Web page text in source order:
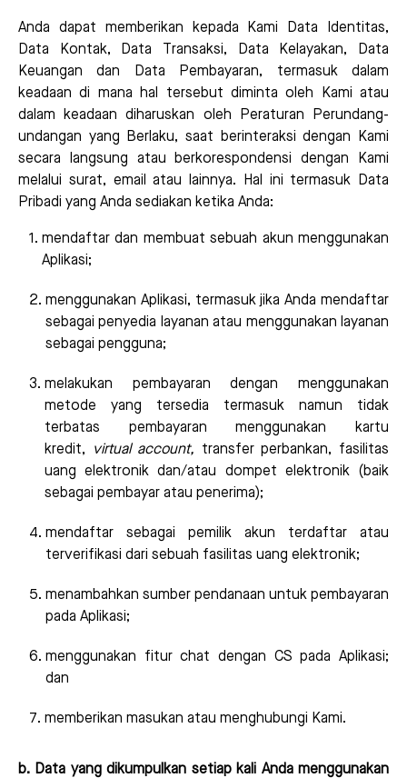
Anda dapat memberikan kepada Kami Data Identitas,
Data Kontak, Data Transaksi, Data Kelayakan, Data
Keuangan dan Data Pembayaran, termasuk dalam
keadaan di mana hal tersebut diminta oleh Kami atau
dalam keadaan diharuskan oleh Peraturan Perundang-
undangan yang Berlaku, saat berinteraksi dengan Kami
secara langsung atau berkorespondensi dengan Kami
melalui surat, email atau lainnya. Hal ini termasuk Data
Pribadi yang Anda sediakan ketika Anda:
mendaftar dan membuat sebuah akun menggunakan
Aplikasi;
menggunakan Aplikasi, termasuk jika Anda mendaftar
sebagai penyedia layanan atau menggunakan layanan
sebagai pengguna;
melakukan pembayaran dengan menggunakan
metode yang tersedia termasuk namun tidak
terbatas pembayaran menggunakan kartu
kredit,
virtual account, transfer perbankan, fasilitas
uang elektronik dan/atau dompet elektronik (baik
sebagai pembayar atau penerima);
mendaftar sebagai pemilik akun terdaftar atau
terverifikasi dari sebuah fasilitas uang elektronik;
menambahkan sumber pendanaan untuk pembayaran
pada Aplikasi;
menggunakan fitur chat dengan CS pada Aplikasi;
dan
memberikan masukan atau menghubungi Kami.
b. Data yang dikumpulkan setiap kali Anda menggunakan